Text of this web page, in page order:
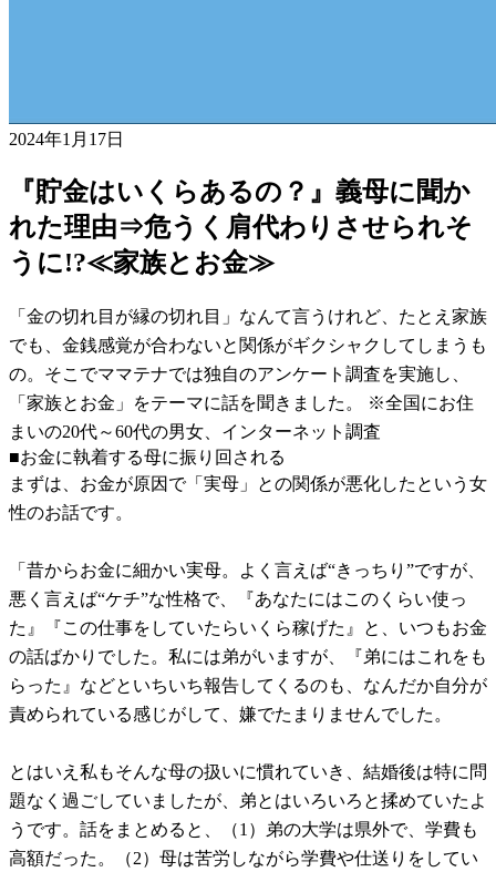
2024年1月17日
『貯金はいくらあるの？』義母に聞か
れた理由⇒危うく肩代わりさせられそ
うに!?≪家族とお金≫
「金の切れ目が縁の切れ目」なんて言うけれど、たとえ家族
でも、金銭感覚が合わないと関係がギクシャクしてしまうも
の。そこでママテナでは独自のアンケート調査を実施し、
「家族とお金」をテーマに話を聞きました。 ※全国にお住
まいの20代～60代の男女、インターネット調査
■お金に執着する母に振り回される
まずは、お金が原因で「実母」との関係が悪化したという女
性のお話です。
「昔からお金に細かい実母。よく言えば“きっちり”ですが、
悪く言えば“ケチ”な性格で、『あなたにはこのくらい使っ
た』『この仕事をしていたらいくら稼げた』と、いつもお金
の話ばかりでした。私には弟がいますが、『弟にはこれをも
らった』などといちいち報告してくるのも、なんだか自分が
責められている感じがして、嫌でたまりませんでした。
とはいえ私もそんな母の扱いに慣れていき、結婚後は特に問
題なく過ごしていましたが、弟とはいろいろと揉めていたよ
うです。話をまとめると、（1）弟の大学は県外で、学費も
高額だった。（2）母は苦労しながら学費や仕送りをしてい